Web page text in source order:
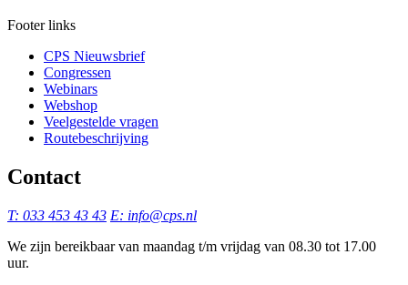
Footer links
CPS Nieuwsbrief
Congressen
Webinars
Webshop
Veelgestelde vragen
Routebeschrijving
Contact
T: 033 453 43 43 E: info@cps.nl
We zijn bereikbaar van maandag t/m vrijdag van 08.30 tot 17.00
uur.